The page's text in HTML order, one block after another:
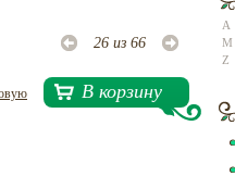
26 из 66
В корзину
A
M
Z